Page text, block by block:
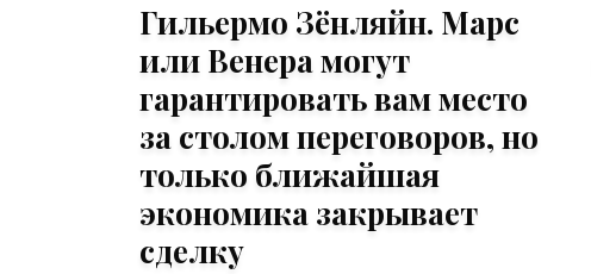
Гильермо Зёнляйн. Марс
или Венера могут
гарантировать вам место
за столом переговоров, но
только ближайшая
экономика закрывает
сделку